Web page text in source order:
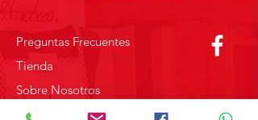
Preguntas Frecuentes
Tienda
Sobre Nosotros
Contacto